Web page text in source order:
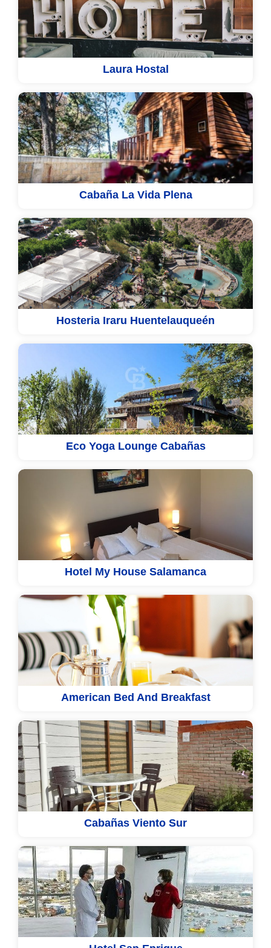
Laura Hostal
Cabaña La Vida Plena
Hosteria Iraru Huentelauqueén
Eco Yoga Lounge Cabañas
Hotel My House Salamanca
American Bed And Breakfast
Cabañas Viento Sur